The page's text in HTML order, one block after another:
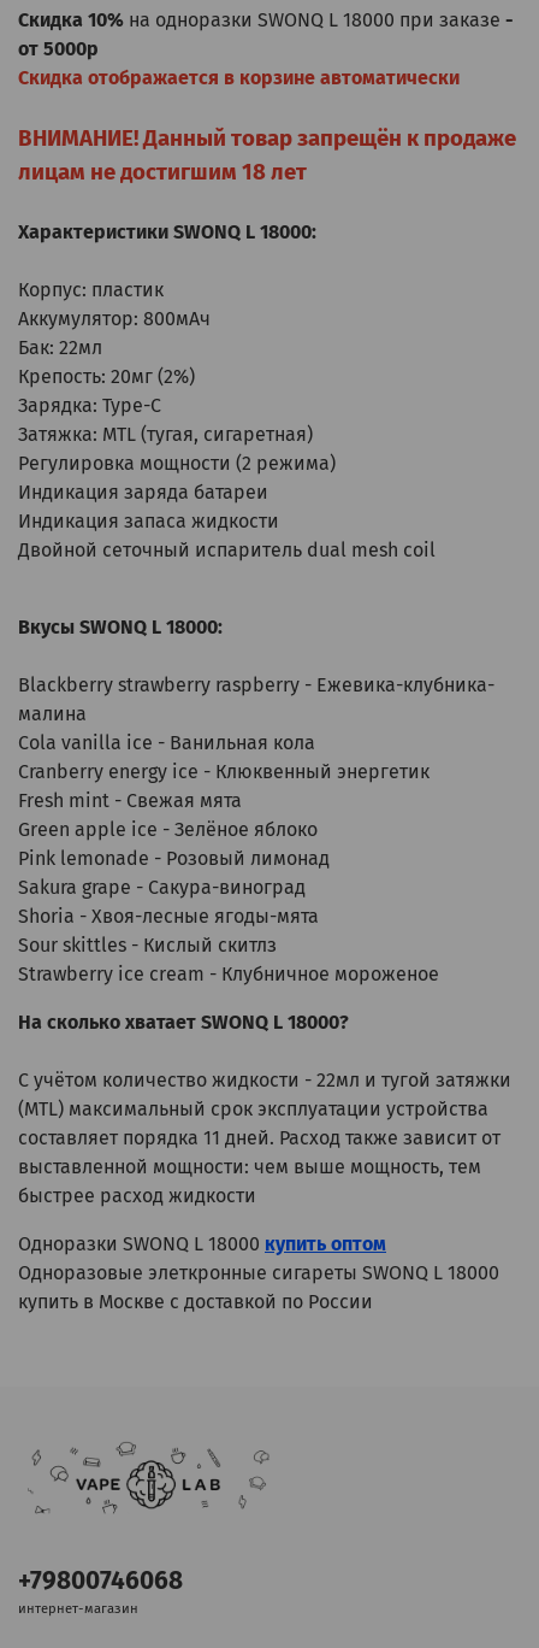
Скидка 10% на одноразки SWONQ L 18000 при заказе -
от 5000р
Скидка отображается в корзине автоматически
ВНИМАНИЕ! Данный товар запрещён к продаже
лицам не достигшим 18 лет
Характеристики SWONQ L 18000:
Корпус: пластик
Аккумулятор: 800мАч
Бак: 22мл
Крепость: 20мг (2%)
Зарядка: Type-C
Затяжка: MTL (тугая, сигаретная)
Регулировка мощности (2 режима)
Индикация заряда батареи
Индикация запаса жидкости
Двойной сеточный испаритель dual mesh coil
Вкусы SWONQ L 18000:
Blackberry strawberry raspberry - Ежевика-клубника-
малина
Cola vanilla ice - Ванильная кола
Cranberry energy ice - Клюквенный энергетик
Fresh mint - Свежая мята
Green apple ice - Зелёное яблоко
Pink lemonade - Розовый лимонад
Sakura grape - Сакура-виноград
Shoria - Хвоя-лесные ягоды-мята
Sour skittles - Кислый скитлз
Strawberry ice cream - Клубничное мороженое
На сколько хватает SWONQ L 18000?
С учётом количество жидкости - 22мл и тугой затяжки
(MTL) максимальный срок эксплуатации устройства
составляет порядка 11 дней. Расход также зависит от
выставленной мощности: чем выше мощность, тем
быстрее расход жидкости
Одноразки SWONQ L 18000 купить оптом
Одноразовые элеткронные сигареты SWONQ L 18000
купить в Москве с доставкой по России
+79800746068
интернет-магазин